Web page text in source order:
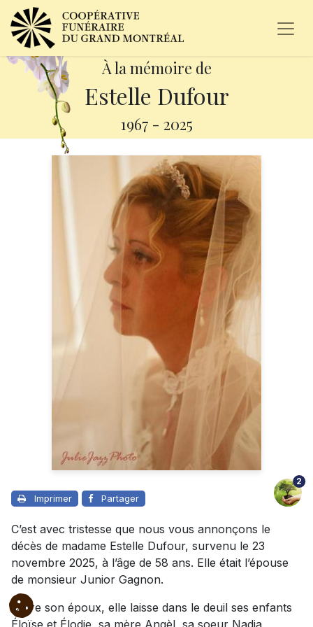
À la mémoire de
Estelle Dufour
1967 - 2025
Imprimer Partager
2
C’est avec tristesse que nous vous annonçons le
décès de madame Estelle Dufour, survenu le 23
novembre 2025, à l’âge de 58 ans. Elle était l’épouse
de monsieur Junior Gagnon.
Outre son époux, elle laisse dans le deuil ses enfants
Éloïse et Élodie, sa mère Angèl, sa soeur Nadia